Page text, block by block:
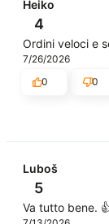
Heiko
4
Ordini veloci e
7/26/2026
0
0
Luboš
5
Va tutto bene.